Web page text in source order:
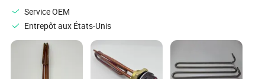
Service OEM
Entrepôt aux États-Unis